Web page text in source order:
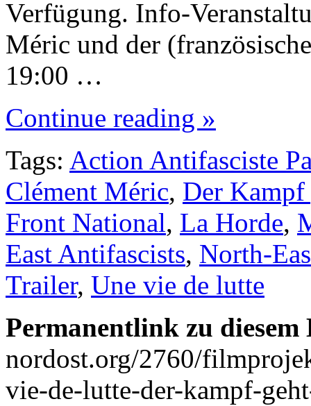
Verfügung. Info-
Méric und der
19:00 …
Continue reading »
Tags: Action Antifasciste
Clément Méric, Der Kampf
Front National, La Horde,
East Antifascists, North-
Trailer, Une vie de lutte
Permanentlink zu
nordost.org/2760/
vie-de-lutte-der-kampf-